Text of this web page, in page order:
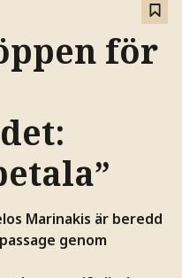
för
Marinakis är beredd
genom